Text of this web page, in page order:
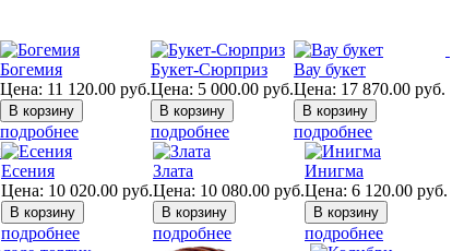
Богемия
Цена: 11 120.00 руб.
подробнее
Букет-Сюрприз
Цена: 5 000.00 руб.
подробнее
Вау букет
Цена: 17 870.00 руб.
подробнее
Есения
Цена: 10 020.00 руб.
подробнее
Злата
Цена: 10 080.00 руб.
подробнее
Инигма
Цена: 6 120.00 руб.
подробнее